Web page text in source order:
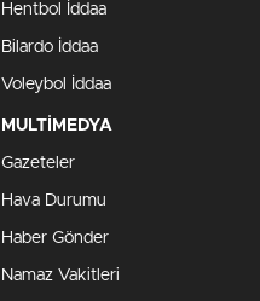
Hentbol İddaa
Bilardo İddaa
Voleybol İddaa
MULTİMEDYA
Gazeteler
Hava Durumu
Haber Gönder
Namaz Vakitleri